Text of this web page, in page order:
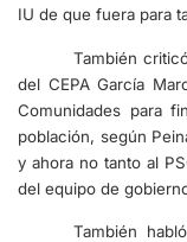
IU de que fuera para
También
del CEPA García
Comunidades para
población, según
y ahora no tanto al
del equipo de
También